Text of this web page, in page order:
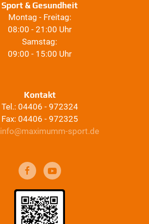
Sport & Gesundheit
Montag - Freitag:
08:00 - 21:00 Uhr
Samstag:
09:00 - 15:00 Uhr
Kontakt
Tel.: 04406 - 972324
Fax: 04406 - 972325
info@maximumm-sport.de